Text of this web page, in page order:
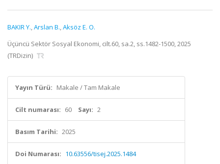
BAKIR Y.,Arslan B.,Aksöz E. O.
Üçüncü Sektör Sosyal Ekonomi, cilt.60, sa.2, ss.1482-1500, 2025
(TRDizin)
Yayın Türü: Makale / Tam Makale
Cilt numarası: 60 Sayı: 2
Basım Tarihi: 2025
Doi Numarası: 10.63556/tisej.2025.1484